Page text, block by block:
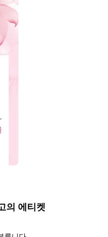
의 에티켓